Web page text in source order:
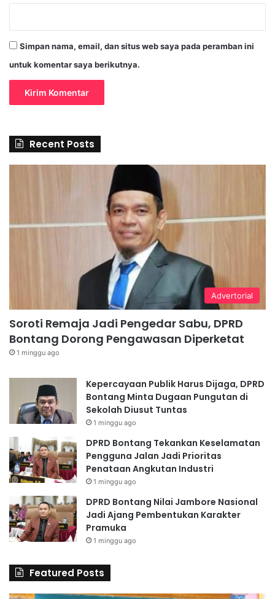
Simpan nama, email, dan situs web saya pada peramban ini
untuk komentar saya berikutnya.
Recent Posts
Advertorial
Soroti Remaja Jadi Pengedar Sabu, DPRD
Bontang Dorong Pengawasan Diperketat
1 minggu ago
Kepercayaan Publik Harus Dijaga, DPRD
Bontang Minta Dugaan Pungutan di
Sekolah Diusut Tuntas
1 minggu ago
DPRD Bontang Tekankan Keselamatan
Pengguna Jalan Jadi Prioritas
Penataan Angkutan Industri
1 minggu ago
DPRD Bontang Nilai Jambore Nasional
Jadi Ajang Pembentukan Karakter
Pramuka
1 minggu ago
Featured Posts